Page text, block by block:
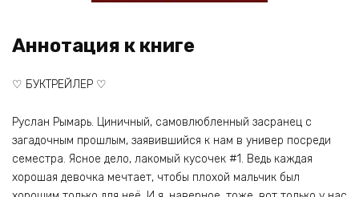
Аннотация к книге
♡ БУКТРЕЙЛЕР ♡
Руслан Рымарь. Циничный, самовлюбленный засранец с
загадочным прошлым, заявившийся к нам в универ посреди
семестра. Ясное дело, лакомый кусочек #1. Ведь каждая
хорошая девочка мечтает, чтобы плохой мальчик был